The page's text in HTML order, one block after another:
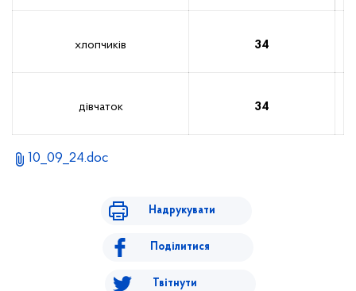
хлопчиків 34
дівчаток 34
10_09_24.doc
Надрукувати
Поділитися
Твітнути